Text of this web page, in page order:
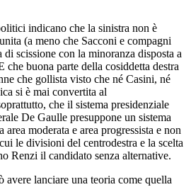
indicano che la sinistra non è
(a meno che Sacconi e compagni
scissione con la minoranza disposta a
buona parte della cosiddetta destra
che gollista visto che né Casini, né
si è mai convertita al
che il sistema presidenziale
De Gaulle presuppone un sistema
moderata e area progressista e non
le divisioni del centrodestra e la scelta
Renzi il candidato senza alternative.
lanciare una teoria come quella